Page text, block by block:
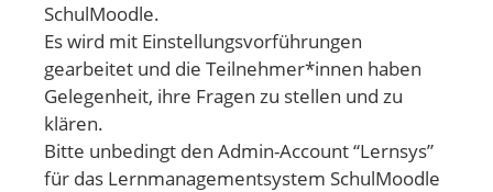
SchulMoodle.
Es wird mit Einstellungsvorführungen
gearbeitet und die Teilnehmer*innen haben
Gelegenheit, ihre Fragen zu stellen und zu
klären.
Bitte unbedingt den Admin-Account “Lernsys”
für das Lernmanagementsystem SchulMoodle